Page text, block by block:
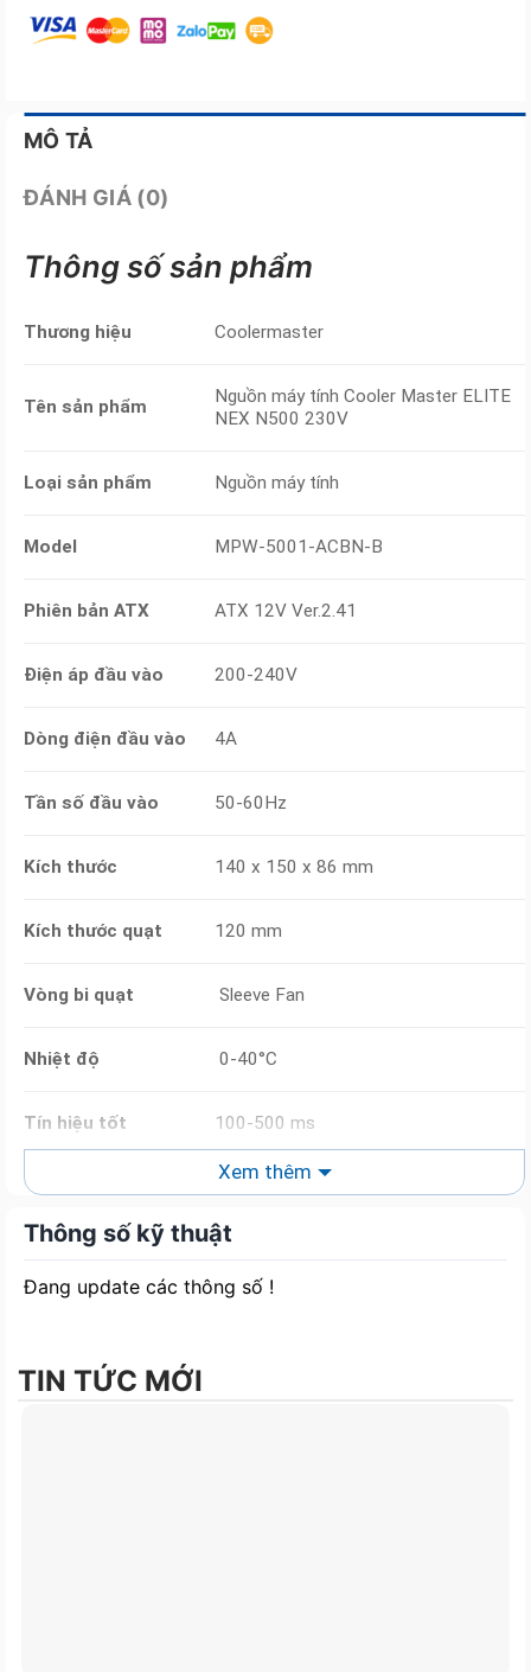
MÔ TẢ
ĐÁNH GIÁ (0)
Thông số sản phẩm
Thương hiệu Coolermaster
Tên sản phẩm
Nguồn máy tính Cooler Master ELITE
NEX N500 230V
Loại sản phẩm Nguồn máy tính
Model MPW-5001-ACBN-B
Phiên bản ATX ATX 12V Ver.2.41
Điện áp đầu vào 200-240V
Dòng điện đầu vào 4A
Tần số đầu vào 50-60Hz
Kích thước 140 x 150 x 86 mm
Kích thước quạt 120 mm
Vòng bi quạt Sleeve Fan
Nhiệt độ 0-40°C
Tín hiệu tốt 100-500 ms
Thời gian chờ
>100,000 Hours
Xem thêm
Thông số kỹ thuật
Đang update các thông số !
TIN TỨC MỚI